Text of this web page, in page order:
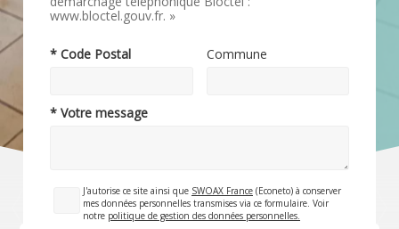
www.bloctel.gouv.fr. »
* Code Postal Commune
* Votre message
J'autorise ce site ainsi que SWOAX France (Econeto) à conserver
mes données personnelles transmises via ce formulaire. Voir
notre politique de gestion des données personnelles.